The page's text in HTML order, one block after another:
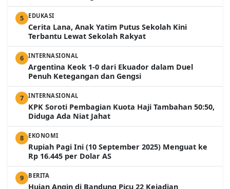
5 EDUKASI
Cerita Lana, Anak Yatim Putus Sekolah Kini
Terbantu Lewat Sekolah Rakyat
6 INTERNASIONAL
Argentina Keok 1-0 dari Ekuador dalam Duel
Penuh Ketegangan dan Gengsi
7 INTERNASIONAL
KPK Soroti Pembagian Kuota Haji Tambahan 50:50,
Diduga Ada Niat Jahat
8 EKONOMI
Rupiah Pagi Ini (10 September 2025) Menguat ke
Rp 16.445 per Dolar AS
9 BERITA
Hujan Angin di Bandung Picu 22 Kejadian